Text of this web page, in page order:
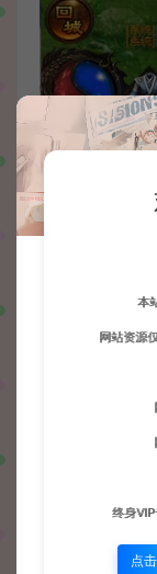
本
网站资源
终身
点